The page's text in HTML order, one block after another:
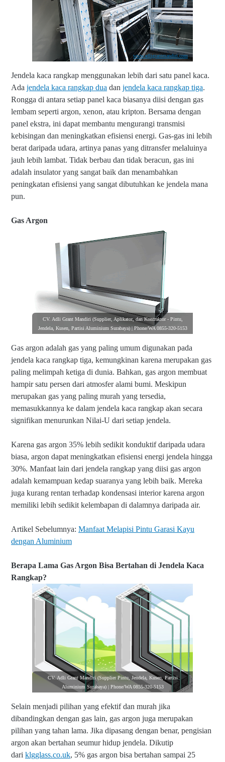
www.adligrantmandiri.com
Jendela kaca rangkap menggunakan lebih dari satu panel kaca.
Ada jendela kaca rangkap dua dan jendela kaca rangkap tiga.
Rongga di antara setiap panel kaca biasanya diisi dengan gas
lembam seperti argon, xenon, atau kripton. Bersama dengan
panel ekstra, ini dapat membantu mengurangi transmisi
kebisingan dan meningkatkan efisiensi energi. Gas-gas ini lebih
berat daripada udara, artinya panas yang ditransfer melaluinya
jauh lebih lambat. Tidak berbau dan tidak beracun, gas ini
adalah insulator yang sangat baik dan menambahkan
peningkatan efisiensi yang sangat dibutuhkan ke jendela mana
pun.
Gas Argon
CV. Adli Grant Mandiri (Supplier, Aplikator, dan Kontraktor - Pintu,
Jendela, Kusen, Partisi Aluminium Surabaya) | Phone/WA 0855-320-5153
Gas argon adalah gas yang paling umum digunakan pada
jendela kaca rangkap tiga, kemungkinan karena merupakan gas
paling melimpah ketiga di dunia. Bahkan, gas argon membuat
hampir satu persen dari atmosfer alami bumi. Meskipun
merupakan gas yang paling murah yang tersedia,
memasukkannya ke dalam jendela kaca rangkap akan secara
signifikan menurunkan Nilai-U dari setiap jendela.
Karena gas argon 35% lebih sedikit konduktif daripada udara
biasa, argon dapat meningkatkan efisiensi energi jendela hingga
30%. Manfaat lain dari jendela rangkap yang diisi gas argon
adalah kemampuan kedap suaranya yang lebih baik. Mereka
juga kurang rentan terhadap kondensasi interior karena argon
memiliki lebih sedikit kelembapan di dalamnya daripada air.
Artikel Sebelumnya: Manfaat Melapisi Pintu Garasi Kayu
dengan Aluminium
Berapa Lama Gas Argon Bisa Bertahan di Jendela Kaca
Rangkap?
CV. Adli Grant Mandiri (Supplier Pintu, Jendela, Kusen, Partisi
Aluminium Surabaya) | Phone/WA 0855-320-5153
Selain menjadi pilihan yang efektif dan murah jika
dibandingkan dengan gas lain, gas argon juga merupakan
pilihan yang tahan lama. Jika dipasang dengan benar, pengisian
argon akan bertahan seumur hidup jendela. Dikutip
dari klgglass.co.uk, 5% gas argon bisa bertahan sampai 25